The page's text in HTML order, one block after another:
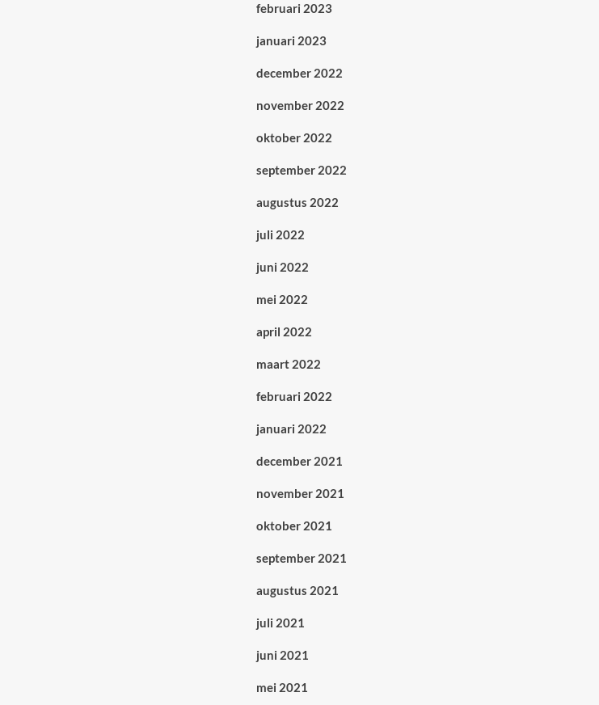
februari 2023
januari 2023
december 2022
november 2022
oktober 2022
september 2022
augustus 2022
juli 2022
juni 2022
mei 2022
april 2022
maart 2022
februari 2022
januari 2022
december 2021
november 2021
oktober 2021
september 2021
augustus 2021
juli 2021
juni 2021
mei 2021